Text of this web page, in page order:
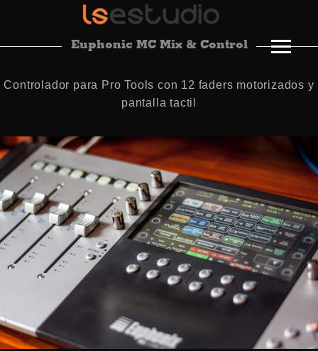
Euphonic MC Mix & Control
Controlador para Pro Tools con 12 faders motorizados y
pantalla tactil